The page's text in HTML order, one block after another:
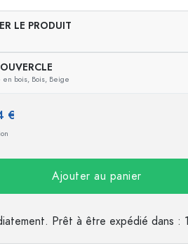
LE PRODUIT
en bois, Bois, Beige
€
Ajouter au panier
Prêt à être expédié dans :